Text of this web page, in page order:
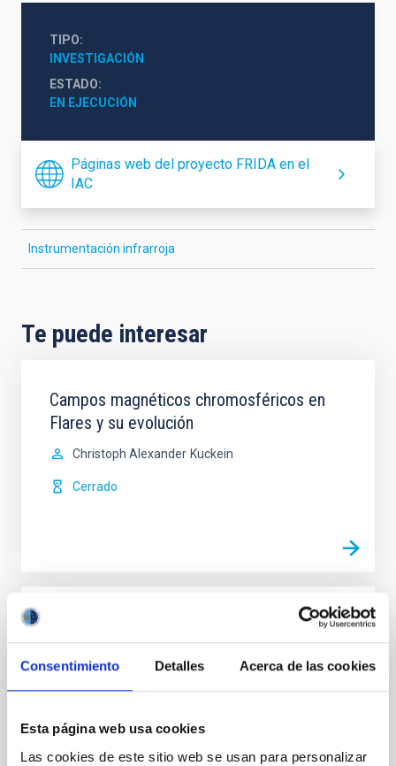
Consentimiento Detalles Acerca de las cookies
Esta página web usa cookies
Las cookies de este sitio web se usan para personalizar
TIPO
INVESTIGACIÓN
ESTADO
EN EJECUCIÓN
Páginas web del proyecto FRIDA en el
IAC
Instrumentación infrarroja
Te puede interesar
Campos magnéticos chromosféricos en
Flares y su evolución
Christoph Alexander Kuckein
Cerrado
Actualización y Mejora Sustancial de
Actividades Relacionadas con la
Caracterización Atmosférica de los
Observatorios de Canarias - INSIDE OOCC
Mantener a los Observatorios de Canarias (OOCC)
observación Astronómica requiere de un esfuerzo